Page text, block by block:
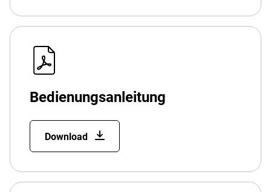
Bedienungsanleitung
Download